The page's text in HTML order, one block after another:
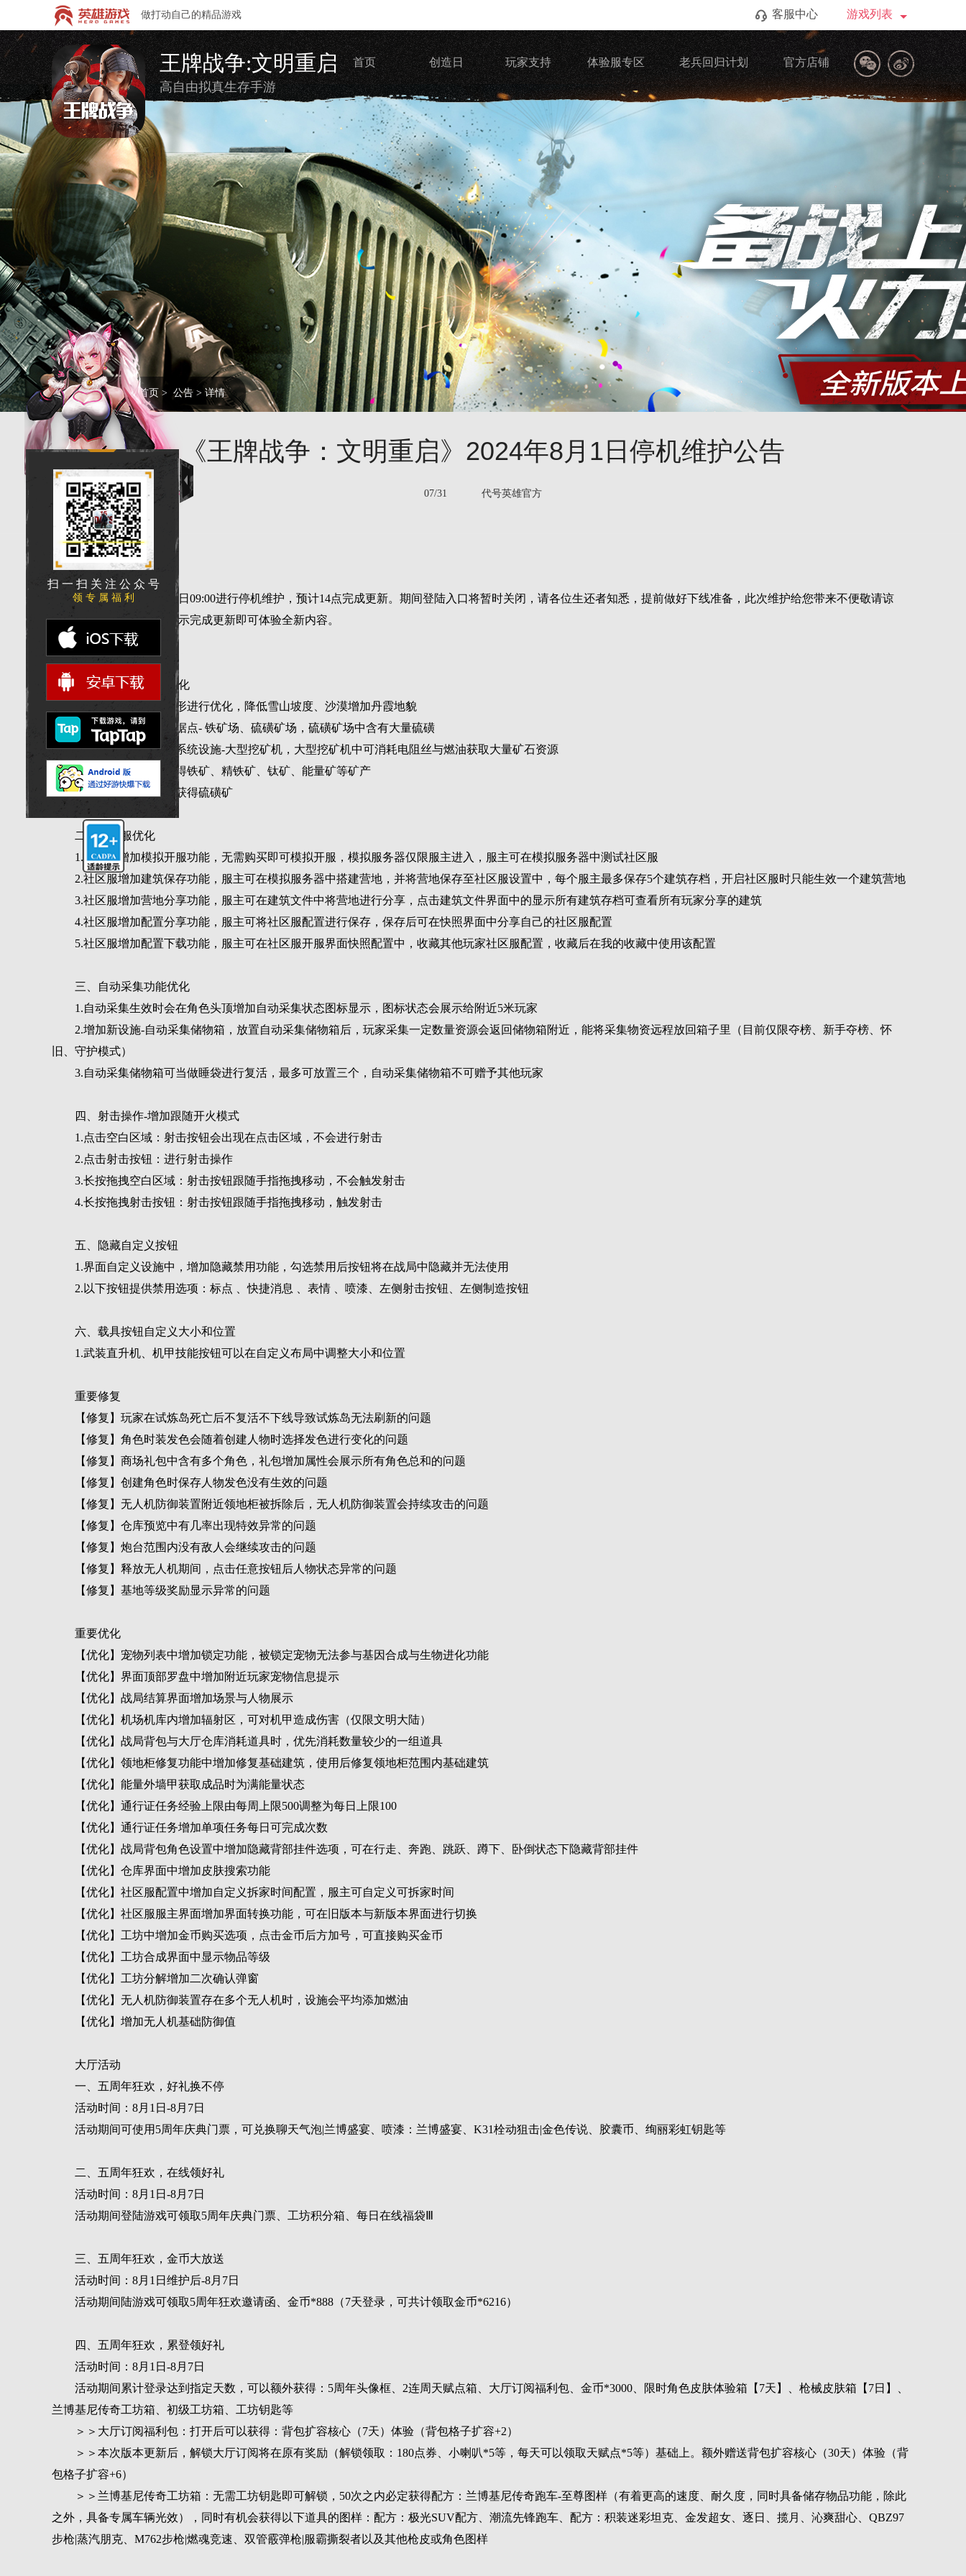
做打动自己的精品游戏 游戏列表
客服中心
王牌战争:文明重启
高自由拟真生存手游
首页 创造日 玩家支持 体验服专区 老兵回归计划 官方店铺
您的当前位置:首页 > 公告 > 详情
《王牌战争：文明重启》2024年8月1日停机维护公告
07/31 代号英雄官方
勇敢的生还者们：
游戏将于2024年8月1日09:00进行停机维护，预计14点完成更新。期间登陆入口将暂时关闭，请各位生还者知悉，提前做好下线准备，此次维护给您带来不便敬请谅
解。维护结束后，根据提示完成更新即可体验全新内容。
新内容
一、黎明之地地图优化
1.对黎明之地整体地形进行优化，降低雪山坡度、沙漠增加丹霞地貌
2.黎明之地中增加新据点- 铁矿场、硫磺矿场，硫磺矿场中含有大量硫磺
3.新据点中增加新的系统设施-大型挖矿机，大型挖矿机中可消耗电阻丝与燃油获取大量矿石资源
4.铁矿场挖矿机可获得铁矿、精铁矿、钛矿、能量矿等矿产
5.硫磺矿场挖矿机可获得硫磺矿
二、社区服优化
1.社区服增加模拟开服功能，无需购买即可模拟开服，模拟服务器仅限服主进入，服主可在模拟服务器中测试社区服
2.社区服增加建筑保存功能，服主可在模拟服务器中搭建营地，并将营地保存至社区服设置中，每个服主最多保存5个建筑存档，开启社区服时只能生效一个建筑营地
3.社区服增加营地分享功能，服主可在建筑文件中将营地进行分享，点击建筑文件界面中的显示所有建筑存档可查看所有玩家分享的建筑
4.社区服增加配置分享功能，服主可将社区服配置进行保存，保存后可在快照界面中分享自己的社区服配置
5.社区服增加配置下载功能，服主可在社区服开服界面快照配置中，收藏其他玩家社区服配置，收藏后在我的收藏中使用该配置
三、自动采集功能优化
1.自动采集生效时会在角色头顶增加自动采集状态图标显示，图标状态会展示给附近5米玩家
2.增加新设施-自动采集储物箱，放置自动采集储物箱后，玩家采集一定数量资源会返回储物箱附近，能将采集物资远程放回箱子里（目前仅限夺榜、新手夺榜、怀
旧、守护模式）
3.自动采集储物箱可当做睡袋进行复活，最多可放置三个，自动采集储物箱不可赠予其他玩家
四、射击操作-增加跟随开火模式
1.点击空白区域：射击按钮会出现在点击区域，不会进行射击
2.点击射击按钮：进行射击操作
3.长按拖拽空白区域：射击按钮跟随手指拖拽移动，不会触发射击
4.长按拖拽射击按钮：射击按钮跟随手指拖拽移动，触发射击
五、隐藏自定义按钮
1.界面自定义设施中，增加隐藏禁用功能，勾选禁用后按钮将在战局中隐藏并无法使用
2.以下按钮提供禁用选项：标点 、快捷消息 、表情 、喷漆、左侧射击按钮、左侧制造按钮
六、载具按钮自定义大小和位置
1.武装直升机、机甲技能按钮可以在自定义布局中调整大小和位置
重要修复
【修复】玩家在试炼岛死亡后不复活不下线导致试炼岛无法刷新的问题
【修复】角色时装发色会随着创建人物时选择发色进行变化的问题
【修复】商场礼包中含有多个角色，礼包增加属性会展示所有角色总和的问题
【修复】创建角色时保存人物发色没有生效的问题
【修复】无人机防御装置附近领地柜被拆除后，无人机防御装置会持续攻击的问题
【修复】仓库预览中有几率出现特效异常的问题
【修复】炮台范围内没有敌人会继续攻击的问题
【修复】释放无人机期间，点击任意按钮后人物状态异常的问题
【修复】基地等级奖励显示异常的问题
重要优化
【优化】宠物列表中增加锁定功能，被锁定宠物无法参与基因合成与生物进化功能
【优化】界面顶部罗盘中增加附近玩家宠物信息提示
【优化】战局结算界面增加场景与人物展示
【优化】机场机库内增加辐射区，可对机甲造成伤害（仅限文明大陆）
【优化】战局背包与大厅仓库消耗道具时，优先消耗数量较少的一组道具
【优化】领地柜修复功能中增加修复基础建筑，使用后修复领地柜范围内基础建筑
【优化】能量外墙甲获取成品时为满能量状态
【优化】通行证任务经验上限由每周上限500调整为每日上限100
【优化】通行证任务增加单项任务每日可完成次数
【优化】战局背包角色设置中增加隐藏背部挂件选项，可在行走、奔跑、跳跃、蹲下、卧倒状态下隐藏背部挂件
【优化】仓库界面中增加皮肤搜索功能
【优化】社区服配置中增加自定义拆家时间配置，服主可自定义可拆家时间
【优化】社区服服主界面增加界面转换功能，可在旧版本与新版本界面进行切换
【优化】工坊中增加金币购买选项，点击金币后方加号，可直接购买金币
【优化】工坊合成界面中显示物品等级
【优化】工坊分解增加二次确认弹窗
【优化】无人机防御装置存在多个无人机时，设施会平均添加燃油
【优化】增加无人机基础防御值
大厅活动
一、五周年狂欢，好礼换不停
活动时间：8月1日-8月7日
活动期间可使用5周年庆典门票，可兑换聊天气泡|兰博盛宴、喷漆：兰博盛宴、K31栓动狙击|金色传说、胶囊币、绚丽彩虹钥匙等
二、五周年狂欢，在线领好礼
活动时间：8月1日-8月7日
活动期间登陆游戏可领取5周年庆典门票、工坊积分箱、每日在线福袋Ⅲ
三、五周年狂欢，金币大放送
活动时间：8月1日维护后-8月7日
活动期间陆游戏可领取5周年狂欢邀请函、金币*888（7天登录，可共计领取金币*6216）
四、五周年狂欢，累登领好礼
活动时间：8月1日-8月7日
活动期间累计登录达到指定天数，可以额外获得：5周年头像框、2连周天赋点箱、大厅订阅福利包、金币*3000、限时角色皮肤体验箱【7天】、枪械皮肤箱【7日】、
兰博基尼传奇工坊箱、初级工坊箱、工坊钥匙等
＞＞大厅订阅福利包：打开后可以获得：背包扩容核心（7天）体验（背包格子扩容+2）
＞＞本次版本更新后，解锁大厅订阅将在原有奖励（解锁领取：180点券、小喇叭*5等，每天可以领取天赋点*5等）基础上。额外赠送背包扩容核心（30天）体验（背
包格子扩容+6）
＞＞兰博基尼传奇工坊箱：无需工坊钥匙即可解锁，50次之内必定获得配方：兰博基尼传奇跑车-至尊图样（有着更高的速度、耐久度，同时具备储存物品功能，除此
之外，具备专属车辆光效），同时有机会获得以下道具的图样：配方：极光SUV配方、潮流先锋跑车、配方：积装迷彩坦克、金发超女、逐日、揽月、沁爽甜心、QBZ97
步枪|蒸汽朋克、M762步枪|燃魂竞速、双管霰弹枪|服霸撕裂者以及其他枪皮或角色图样
扫 一 扫 关 注 公 众 号
领 专 属 福 利